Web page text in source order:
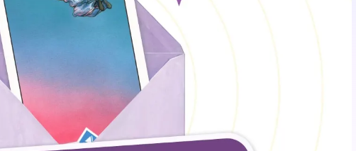
Матрица судьбы
Расстановки
Психологическое консультирование
Рунологи
Рак
Лев
Дева
Весы Расклад Таро «Да-Нет»